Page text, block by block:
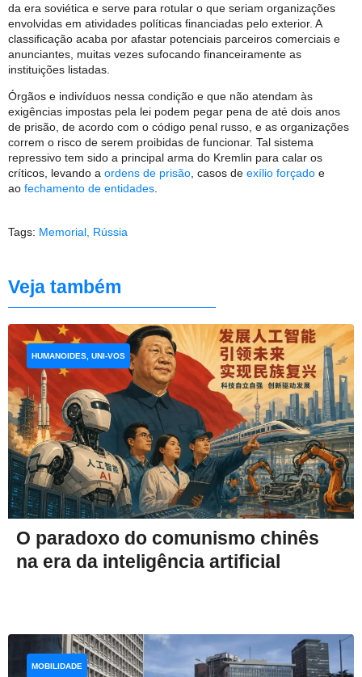
da era soviética e serve para rotular o que seriam organizações
envolvidas em atividades políticas financiadas pelo exterior. A
classificação acaba por afastar potenciais parceiros comerciais e
anunciantes, muitas vezes sufocando financeiramente as
instituições listadas.
Órgãos e indivíduos nessa condição e que não atendam às
exigências impostas pela lei podem pegar pena de até dois anos
de prisão, de acordo com o código penal russo, e as organizações
correm o risco de serem proibidas de funcionar. Tal sistema
repressivo tem sido a principal arma do Kremlin para calar os
críticos, levando a ordens de prisão , casos de exílio forçado e
ao fechamento de entidades
Tags: Memorial Rússia
Veja também
O paradoxo do comunismo chinês
na era da inteligência artificial
HUMANOIDES, UNI-VOS
MOBILIDADE